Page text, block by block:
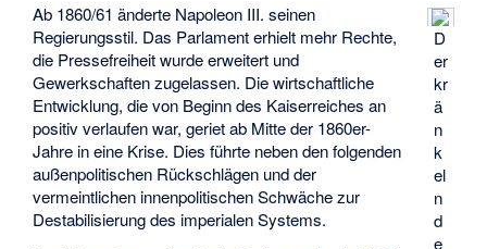
D
er
kr
ä
n
k
el
n
d
e
Ab 1860/61 änderte Napoleon III. seinen
Regierungsstil. Das Parlament erhielt mehr Rechte,
die Pressefreiheit wurde erweitert und
Gewerkschaften zugelassen. Die wirtschaftliche
Entwicklung, die von Beginn des Kaiserreiches an
positiv verlaufen war, geriet ab Mitte der 1860er-
Jahre in eine Krise. Dies führte neben den folgenden
außenpolitischen Rückschlägen und der
vermeintlichen innenpolitischen Schwäche zur
Destabilisierung des imperialen Systems.